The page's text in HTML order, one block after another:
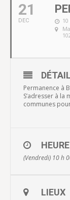
21
DEC
Permanence à
S’adresser à
communes
HEURE
(Vendredi) 10 h
LIEUX